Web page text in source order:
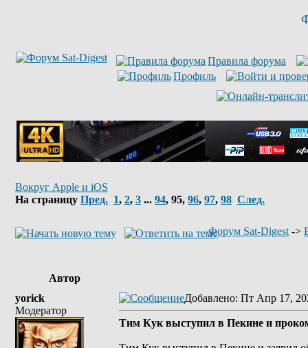
Правила форума
Профиль
Вокруг Apple и iOS
На страницу Пред. 1, 2, 3 ... 94, 95, 96, 97, 98 След.
Форум Sat-Digest ->
Автор
yorick
Модератор
Добавлено: Пт Апр 17,
Тим Кук выступил в Пекине и